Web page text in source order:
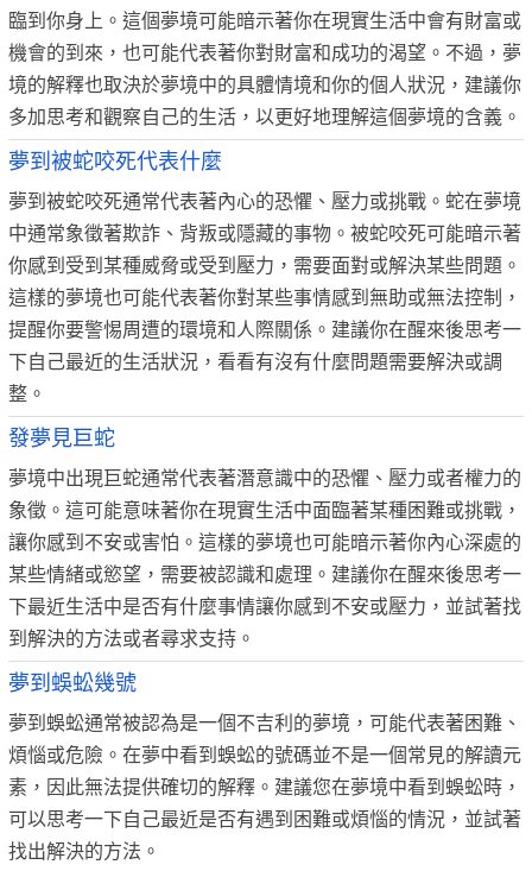
臨到你身上。這個夢境可能暗示著你在現實生活中會有財富或
機會的到來，也可能代表著你對財富和成功的渴望。不過，夢
境的解釋也取決於夢境中的具體情境和你的個人狀況，建議你
多加思考和觀察自己的生活，以更好地理解這個夢境的含義。
夢到被蛇咬死代表什麼
夢到被蛇咬死通常代表著內心的恐懼、壓力或挑戰。蛇在夢境
中通常象徵著欺詐、背叛或隱藏的事物。被蛇咬死可能暗示著
你感到受到某種威脅或受到壓力，需要面對或解決某些問題。
這樣的夢境也可能代表著你對某些事情感到無助或無法控制，
提醒你要警惕周遭的環境和人際關係。建議你在醒來後思考一
下自己最近的生活狀況，看看有沒有什麼問題需要解決或調
整。
發夢見巨蛇
夢境中出現巨蛇通常代表著潛意識中的恐懼、壓力或者權力的
象徵。這可能意味著你在現實生活中面臨著某種困難或挑戰，
讓你感到不安或害怕。這樣的夢境也可能暗示著你內心深處的
某些情緒或慾望，需要被認識和處理。建議你在醒來後思考一
下最近生活中是否有什麼事情讓你感到不安或壓力，並試著找
到解決的方法或者尋求支持。
夢到蜈蚣幾號
夢到蜈蚣通常被認為是一個不吉利的夢境，可能代表著困難、
煩惱或危險。在夢中看到蜈蚣的號碼並不是一個常見的解讀元
素，因此無法提供確切的解釋。建議您在夢境中看到蜈蚣時，
可以思考一下自己最近是否有遇到困難或煩惱的情況，並試著
找出解決的方法。